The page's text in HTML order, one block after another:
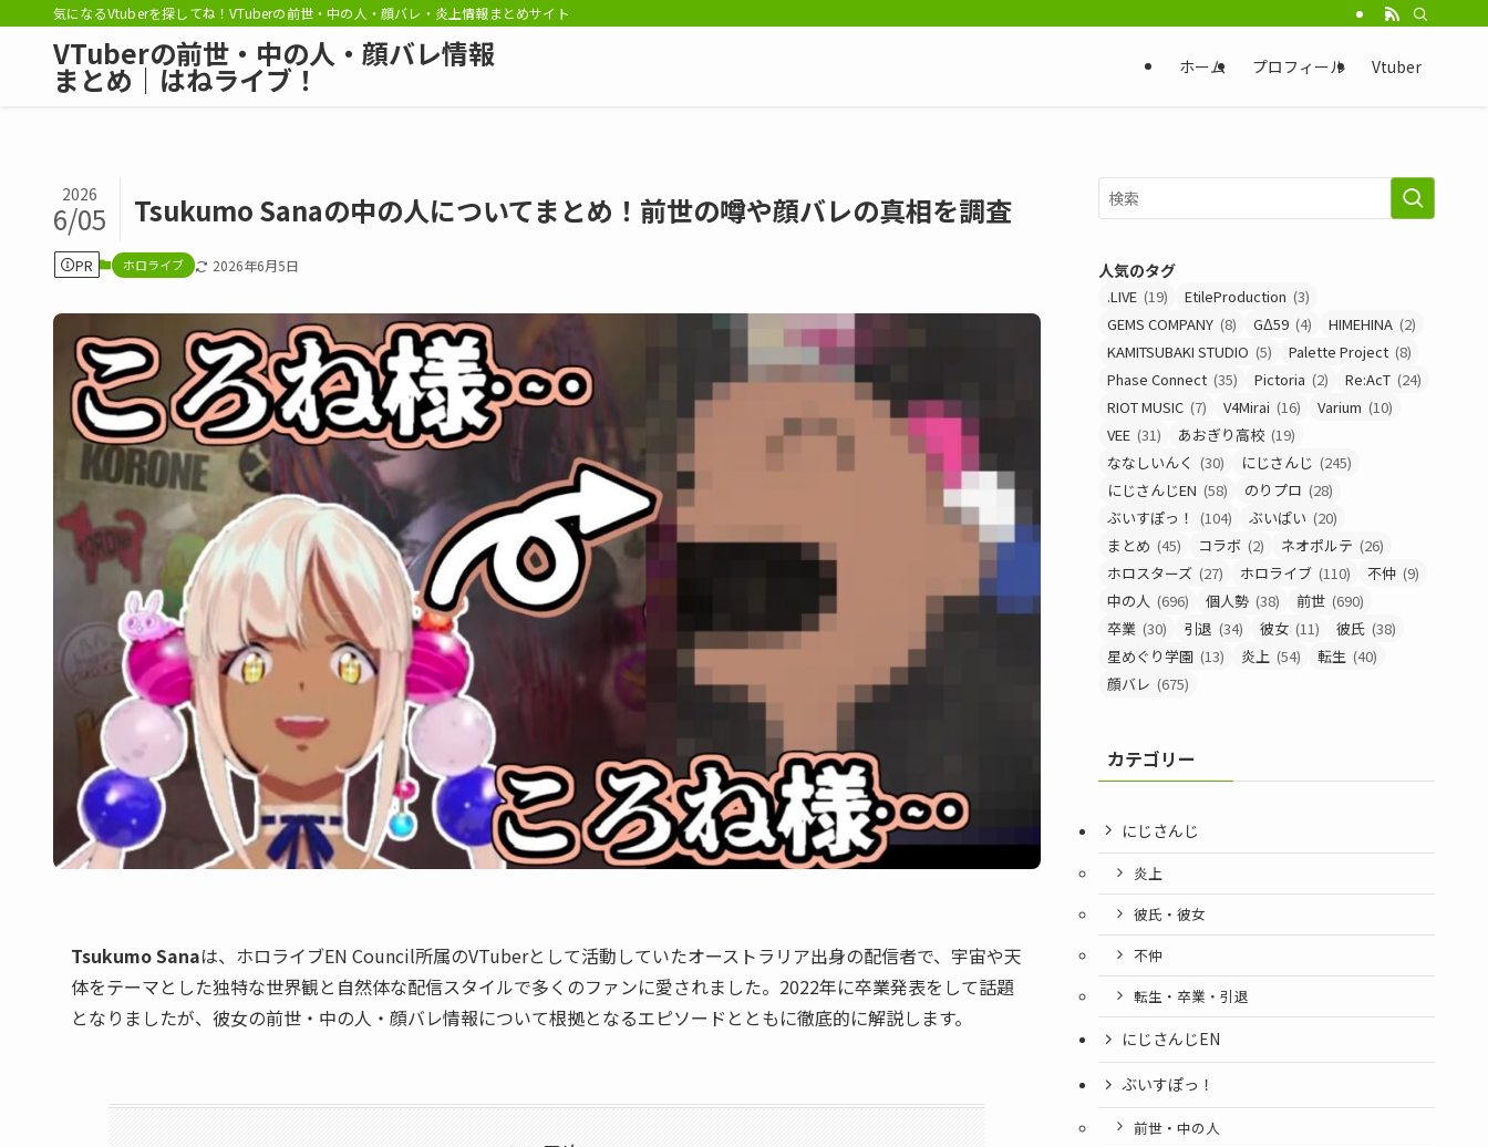
気になるVtuberを探してね！VTuberの前世・中の人・顔バレ・炎上情報まとめサイト
VTuberの前世・中の人・顔バレ情報
まとめ｜はねライブ！ ホーム プロフィール Vtuber
Tsukumo Sanaの中の人についてまとめ！前世の噂や顔バレの真相を調査
2026
6/05
PR ホロライブ 2026年6月5日
Tsukumo Sanaは、ホロライブEN Council所属のVTuberとして活動していたオーストラリア出身の配信者で、宇宙や天
体をテーマとした独特な世界観と自然体な配信スタイルで多くのファンに愛されました。2022年に卒業発表をして話題
となりましたが、彼女の前世・中の人・顔バレ情報について根拠となるエピソードとともに徹底的に解説します。
人気のタグ
.LIVE (19) EtileProduction (3)
GEMS COMPANY (8) GΔ59 (4) HIMEHINA (2)
KAMITSUBAKI STUDIO (5) Palette Project (8)
Phase Connect (35) Pictoria (2) Re:AcT (24)
RIOT MUSIC (7) V4Mirai (16) Varium (10)
VEE (31) あおぎり高校 (19)
ななしいんく (30) にじさんじ (245)
にじさんじEN (58) のりプロ (28)
ぶいすぽっ！
(104) ぶいぱい (20)
まとめ (45) コラボ (2) ネオポルテ (26)
ホロスターズ (27) ホロライブ (110) 不仲 (9)
中の人 (696) 個人勢 (38) 前世 (690)
卒業 (30) 引退 (34) 彼女 (11) 彼氏 (38)
星めぐり学園 (13) 炎上 (54) 転生 (40)
顔バレ (675)
カテゴリー
にじさんじ
炎上
彼氏・彼女
不仲
転生・卒業・引退
にじさんじEN
ぶいすぽっ！
前世・中の人